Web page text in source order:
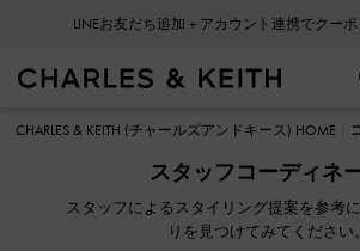
LINEお友だち追加＋アカウント連携でクーポ
CHARLES & KEITH (チャールズアンドキース) HOME
スタッフコーディネ
スタッフによるスタイリング提案を参考
りを見つけてみてください。